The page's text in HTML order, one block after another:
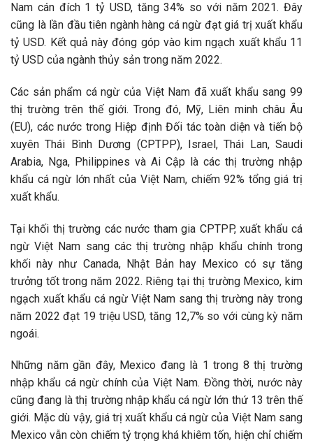
Nam cán đích 1 tỷ USD, tăng 34% so với năm 2021. Đây
cũng là lần đầu tiên ngành hàng cá ngừ đạt giá trị xuất khẩu
tỷ USD. Kết quả này đóng góp vào kim ngạch xuất khẩu 11
tỷ USD của ngành thủy sản trong năm 2022.
Các sản phẩm cá ngừ của Việt Nam đã xuất khẩu sang 99
thị trường trên thế giới. Trong đó, Mỹ, Liên minh châu Âu
(EU), các nước trong Hiệp định Đối tác toàn diện và tiến bộ
xuyên Thái Bình Dương (CPTPP), Israel, Thái Lan, Saudi
Arabia, Nga, Philippines và Ai Cập là các thị trường nhập
khẩu cá ngừ lớn nhất của Việt Nam, chiếm 92% tổng giá trị
xuất khẩu.
Tại khối thị trường các nước tham gia CPTPP, xuất khẩu cá
ngừ Việt Nam sang các thị trường nhập khẩu chính trong
khối này như Canada, Nhật Bản hay Mexico có sự tăng
trưởng tốt trong năm 2022. Riêng tại thị trường Mexico, kim
ngạch xuất khẩu cá ngừ Việt Nam sang thị trường này trong
năm 2022 đạt 19 triệu USD, tăng 12,7% so với cùng kỳ năm
ngoái.
Những năm gần đây, Mexico đang là 1 trong 8 thị trường
nhập khẩu cá ngừ chính của Việt Nam. Đồng thời, nước này
cũng đang là thị trường nhập khẩu cá ngừ lớn thứ 13 trên thế
giới. Mặc dù vậy, giá trị xuất khẩu cá ngừ của Việt Nam sang
Mexico vẫn còn chiếm tỷ trọng khá khiêm tốn, hiện chỉ chiếm